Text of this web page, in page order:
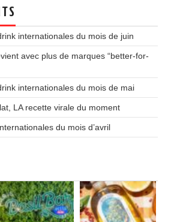
internationales du mois de juin
avec plus de marques “better-for-
internationales du mois de mai
LA recette virale du moment
du mois d’avril